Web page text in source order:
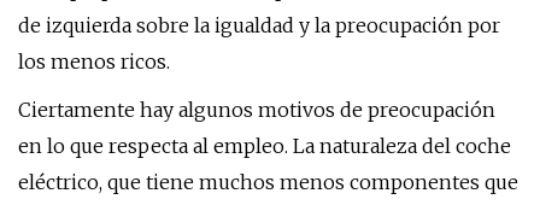
de izquierda sobre la igualdad y la preocupación por
los menos ricos.
Ciertamente hay algunos motivos de preocupación
en lo que respecta al empleo. La naturaleza del coche
eléctrico, que tiene muchos menos componentes que